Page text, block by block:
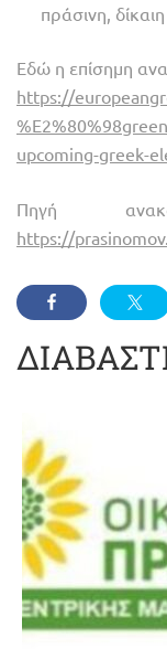
πράσινη,
Εδώ η επίσημη
https://
upcoming-greek-
Πηγή
https://